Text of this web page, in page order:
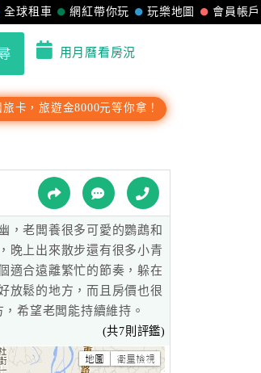
會員帳戶
玩樂地圖
網紅帶你玩
全球租車
用月曆看房況
旅卡，旅遊金8000元等你拿！
，老闆養很多可愛的鸚鵡和
晚上出來散步還有很多小青
適合遠離繁忙的節奏，躲在
放鬆的地方，而且房價也很
希望老闆能持續維持。
(共7則評鑑)